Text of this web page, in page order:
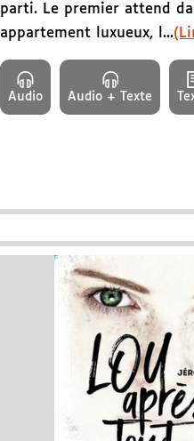
parti. Le premier attend
appartement luxueux, l...
Audio Audio + Texte